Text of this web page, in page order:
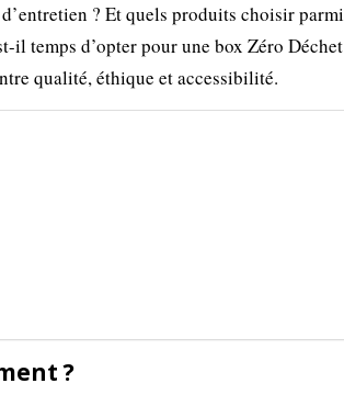
? Et quels produits choisir parmi
il temps d’opter pour une box Zéro Déchet
qualité, éthique et accessibilité.
?